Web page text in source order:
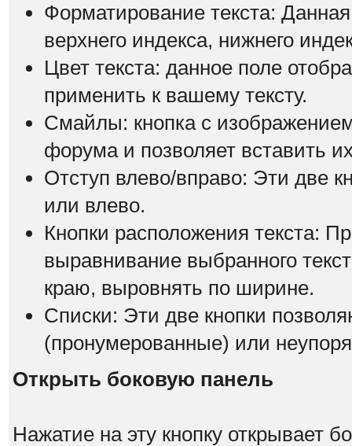
Форматирование текста:
верхнего индекса, нижнего
Цвет текста: данное поле
применить к вашему тексту.
Смайлы: кнопка с
форума и позволяет вставить
Отступ влево/вправо: Эти две
или влево.
Кнопки расположения текста:
выравнивание выбранного
краю, выровнять по ширине.
Списки: Эти две кнопки
(пронумерованные) или
Открыть боковую панель
Нажатие на эту кнопку открывает